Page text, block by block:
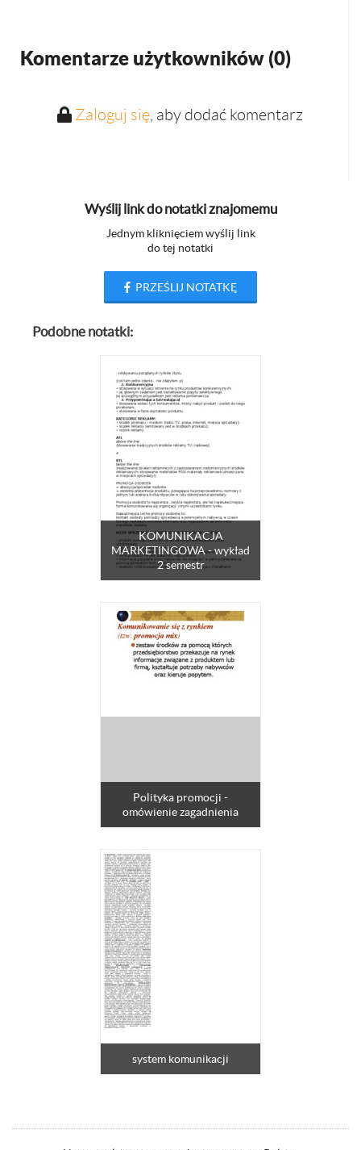
Komentarze użytkowników (0)
Zaloguj się, aby dodać komentarz
Wyślij link do notatki znajomemu
Jednym kliknięciem wyślij link
do tej notatki
PRZEŚLIJ NOTATKĘ
Podobne notatki:
KOMUNIKACJA
MARKETINGOWA - wykład
2 semestr
Polityka promocji -
omówienie zagadnienia
system komunikacji